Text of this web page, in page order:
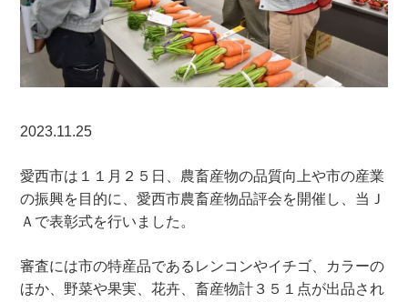
2023.11.25
愛西市は１１月２５日、農畜産物の品質向上や市の産業
の振興を目的に、愛西市農畜産物品評会を開催し、当Ｊ
Ａで表彰式を行いました。
審査には市の特産品であるレンコンやイチゴ、カラーの
ほか、野菜や果実、花卉、畜産物計３５１点が出品され